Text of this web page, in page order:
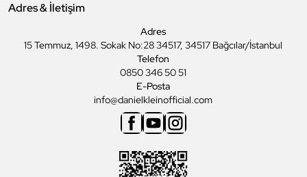
Adres & İletişim
Adres
15 Temmuz, 1498. Sokak No:28 34517, 34517 Bağcılar/İstanbul
Telefon
0850 346 50 51
E-Posta
info@danielkleinofficial.com
Facebook
YoutubeInstagram